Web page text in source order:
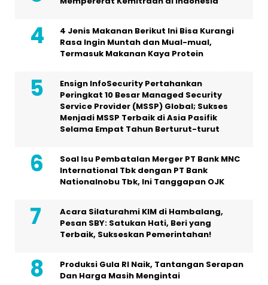
4 Jenis Makanan Berikut Ini Bisa Kurangi
Rasa Ingin Muntah dan Mual-mual,
Termasuk Makanan Kaya Protein
Ensign InfoSecurity Pertahankan
Peringkat 10 Besar Managed Security
Service Provider (MSSP) Global; Sukses
Menjadi MSSP Terbaik di Asia Pasifik
Selama Empat Tahun Berturut-turut
Soal Isu Pembatalan Merger PT Bank MNC
International Tbk dengan PT Bank
Nationalnobu Tbk, Ini Tanggapan OJK
Acara Silaturahmi KIM di Hambalang,
Pesan SBY: Satukan Hati, Beri yang
Terbaik, Sukseskan Pemerintahan!
Produksi Gula RI Naik, Tantangan Serapan
Dan Harga Masih Mengintai